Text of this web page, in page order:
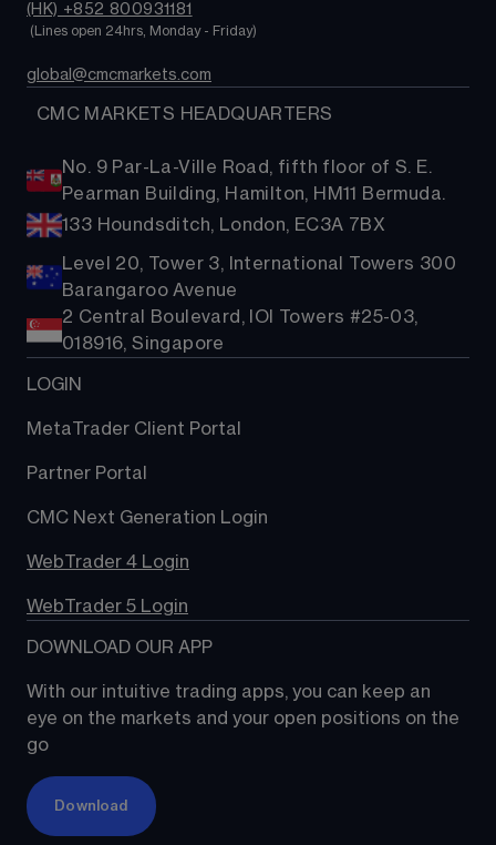
(HK) +852 800931181
(Lines open 24hrs, Monday - Friday)
global@cmcmarkets.com
  CMC MARKETS HEADQUARTERS
No. 9 Par-La-Ville Road, fifth floor of S. E.
Pearman Building, Hamilton, HM11 Bermuda.
133 Houndsditch, London, EC3A 7BX
Level 20, Tower 3, International Towers 300
Barangaroo Avenue
2 Central Boulevard, IOI Towers #25-03,
018916, Singapore
LOGIN
MetaTrader Client Portal
Partner Portal
CMC Next Generation Login
WebTrader 4 Login
WebTrader 5 Login
DOWNLOAD OUR APP
With our intuitive trading apps, you can keep an
eye on the markets and your open positions on the
go
Download